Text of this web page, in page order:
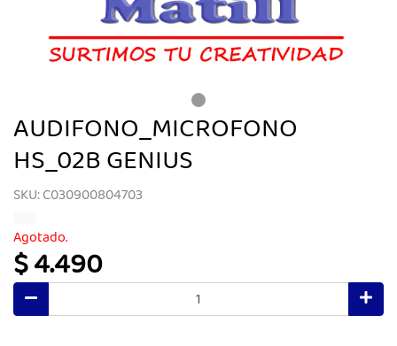
AUDIFONO_MICROFONO
HS_02B GENIUS
SKU: C030900804703
Agotado.
$ 4.490